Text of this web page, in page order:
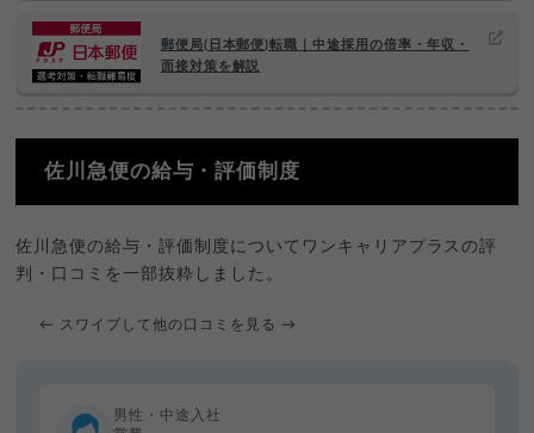
郵便局(日本郵便)転職｜中途採用の倍率・年収・
面接対策を解説
佐川急便の給与・評価制度
佐川急便の給与・評価制度についてワンキャリアプラスの評
判・口コミを一部抜粋しました。
← スワイプして他の口コミを見る →
男性・中途入社